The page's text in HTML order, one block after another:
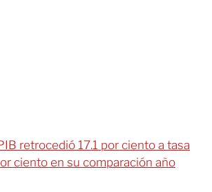
retrocedió 17.1 por ciento a tasa
ciento en su comparación año